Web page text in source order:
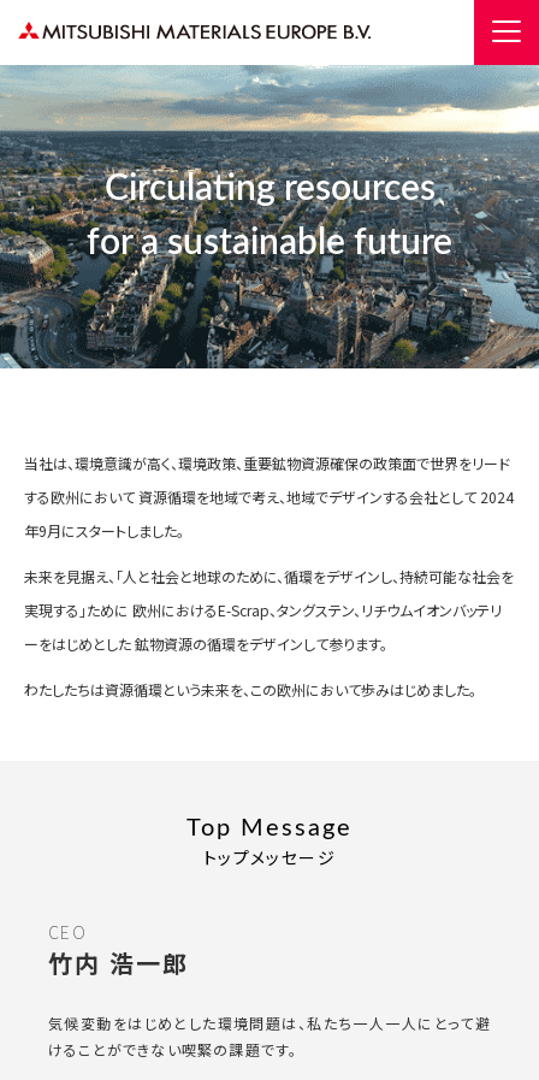
Circulating resources
for a sustainable future
当社は、環境意識が高く、環境政策、重要鉱物資源確保の政策面で世界をリード
する欧州において資源循環を地域で考え、地域でデザインする会社として 2024
年9月にスタートしました。
未来を見据え、「人と社会と地球のために、循環をデザインし、持続可能な社会を
実現する」ために 欧州におけるE-Scrap、タングステン、リチウムイオンバッテリ
ーをはじめとした鉱物資源の循環をデザインして参ります。
わたしたちは資源循環という未来を、この欧州において歩みはじめました。
Top Message
トップメッセージ
CEO
竹内 浩一郎
気候変動をはじめとした環境問題は、私たち一人一人にとって避
けることができない喫緊の課題です。